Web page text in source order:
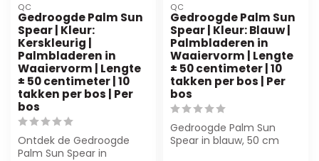
QC
Gedroogde Palm Sun
Spear | Kleur:
Kerskleurig |
Palmbladeren in
Waaiervorm | Lengte
± 50 centimeter | 10
takken per bos | Per
bos
Ontdek de Gedroogde
Palm Sun Spear in
QC
Gedroogde Palm Sun
Spear | Kleur: Blauw |
Palmbladeren in
Waaiervorm | Lengte
± 50 centimeter | 10
takken per bos | Per
bos
Gedroogde Palm Sun
Spear in blauw, 50 cm